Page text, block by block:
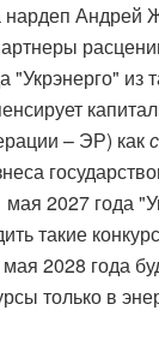
нардеп Андрей
"Укрэнерго" из
– ЭР) как
мая 2027 года
такие
2028 года
только в